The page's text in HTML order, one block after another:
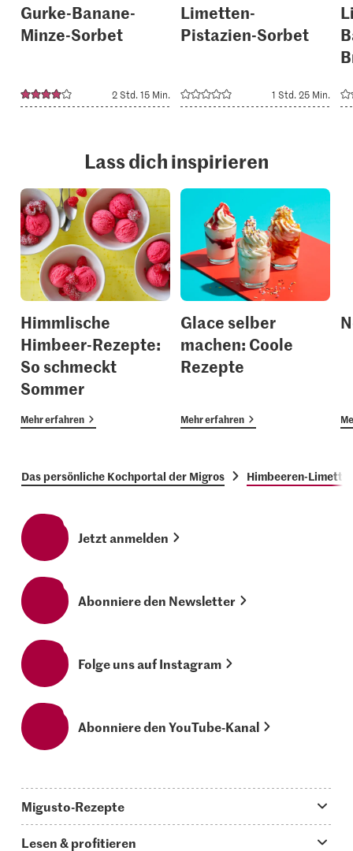
Gurke-Banane-
Minze-Sorbet
2 Std. 15 Min.
Limetten-
Pistazien-Sorbet
1 Std. 25 Min.
Lass dich inspirieren
Himmlische
Himbeer-Rezepte:
So schmeckt
Sommer
Mehr erfahren
Glace selber
machen: Coole
Rezepte
Mehr erfahren
Das persönliche Kochportal der Migros Himbeeren-
Jetzt anmelden
Abonniere den Newsletter
Folge uns auf Instagram
Abonniere den YouTube-Kanal
Migusto-Rezepte
Lesen & profitieren